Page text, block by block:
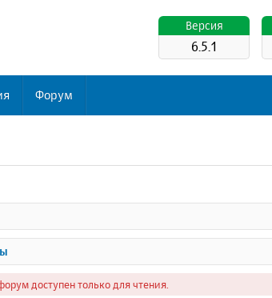
Версия
6.5.1
Форум
доступен только для чтения.